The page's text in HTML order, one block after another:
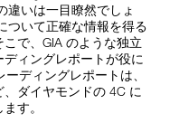
違いは一目瞭然でしょ
ついて正確な情報を得る
で、GIA のような独立
ィングレポートが役に
ディングレポートは、
ダイヤモンドの 4C に
す。